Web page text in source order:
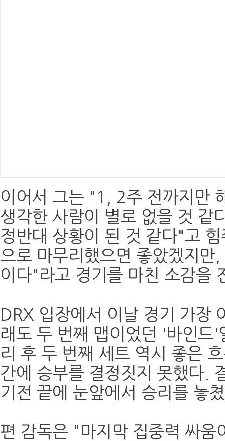
이어서 그는 "1, 2주 전까지만
생각한 사람이 별로 없을 것 같
정반대 상황이 된 것 같다"고
으로 마무리했으면 좋았겠지만
이다"라고 경기를 마친 소감을
DRX 입장에서 이날 경기 가장
래도 두 번째 맵이었던 '바인드
리 후 두 번째 세트 역시 좋은
간에 승부를 결정짓지 못했다.
기전 끝에 눈앞에서 승리를 놓
편 감독은 "마지막 집중력 싸움